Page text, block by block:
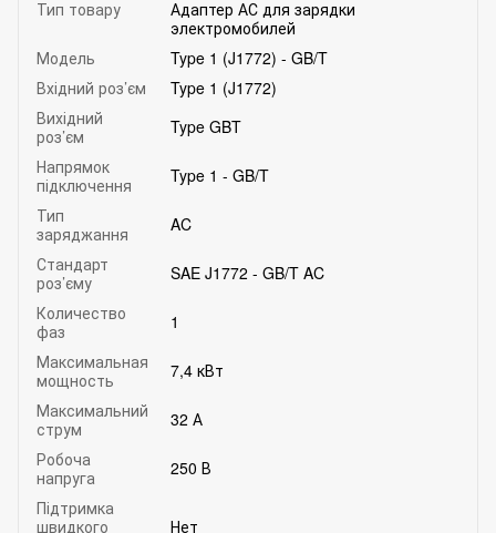
Тип товару
Адаптер АС для зарядки
электромобилей
Модель
Type 1 (J1772) - GB/T
Вхідний роз’єм
Type 1 (J1772)
Вихідний
роз’єм
Type GBT
Напрямок
підключення
Type 1 - GB/T
Тип
заряджання
AC
Стандарт
роз’єму
SAE J1772 - GB/T AC
Количество
фаз
1
Максимальная
мощность
7,4 кВт
Максимальний
струм
32 А
Робоча
напруга
250 В
Підтримка
швидкого
Нет